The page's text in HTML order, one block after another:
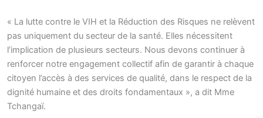
« La lutte contre le VIH et la Réduction des Risques ne relèvent
pas uniquement du secteur de la santé. Elles nécessitent
l’implication de plusieurs secteurs. Nous devons continuer à
renforcer notre engagement collectif afin de garantir à chaque
citoyen l’accès à des services de qualité, dans le respect de la
dignité humaine et des droits fondamentaux », a dit Mme
Tchangaï.